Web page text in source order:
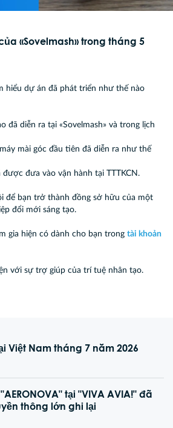
«Sovelmash» trong tháng 5
hiểu dự án đã phát triển như thế nào
đã diễn ra tại «Sovelmash» và trong lịch
mài góc đầu tiên đã diễn ra như thế
đưa vào vận hành tại TTTKCN.
để bạn trở thành đồng sở hữu của một
đổi mới sáng tạo.
gia hiện có dành cho bạn trong tài khoản
với sự trợ giúp của trí tuệ nhân tạo.
Việt Nam tháng 7 năm 2026
tại "VIVA AVIA!" đã
thông lớn ghi lại